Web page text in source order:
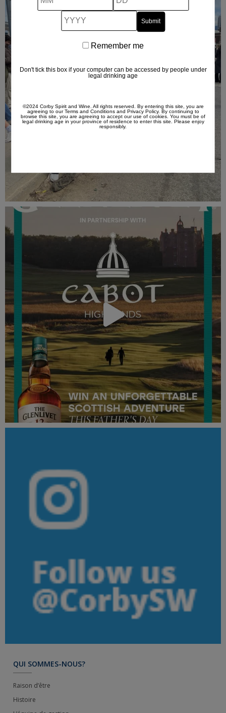
QUI SOMMES-NOUS?
Raison d’être
Histoire
Remember
Remember me
Don't tick this box if your computer can be accessed by people under
legal drinking age
©2024 Corby Spirit and Wine. All rights reserved. By entering this site, you are
agreeing to ourTerms and Conditionsand Privacy Policy. By continuing to
browse this site, you are agreeing to accept our use of cookies. You must be of
legal drinking age in your province of residence to enter this site. Please enjoy
responsibly.